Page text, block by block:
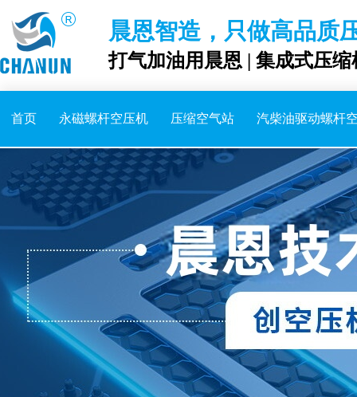
晨恩智造，只做高品质
打气加油用晨恩 | 集成式压
首页 永磁螺杆空压机 压缩空气站 汽柴油驱动螺杆